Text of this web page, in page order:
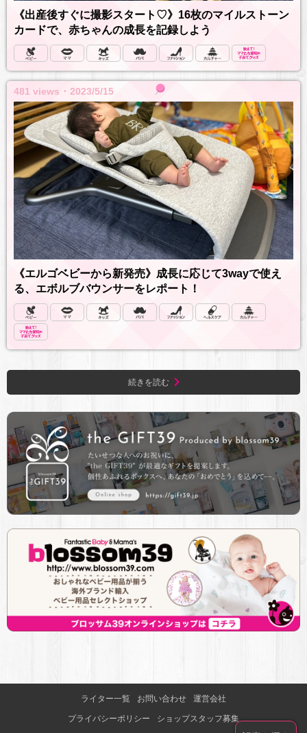
《出産後すぐに撮影スタート♡》16枚のマイルストーン
カードで、赤ちゃんの成長を記録しよう
481 views ･ 2023/5/15
《エルゴベビーから新発売》成長に応じて3wayで使え
る、エボルブバウンサーをレポート！
続きを読む
ライター一覧 お問い合わせ 運営会社
プライバシーポリシー ショップスタッフ募集